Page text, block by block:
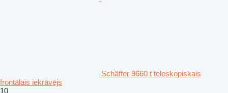
Schäffer 9660 t teleskopiskais
frontālais iekrāvējs
10